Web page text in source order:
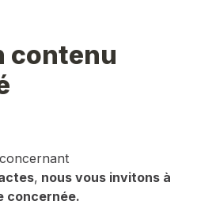
contenu
, nous vous invitons à
concernée.